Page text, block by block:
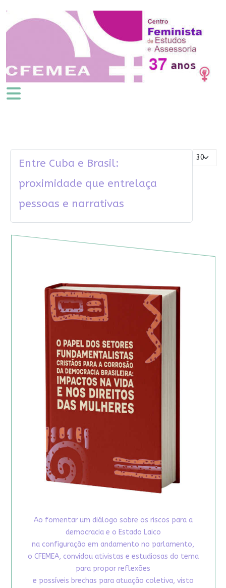
Mostrar #
Entre Cuba e Brasil:
proximidade que entrelaça
pessoas e narrativas
Ao fomentar um diálogo sobre os riscos para a
democracia e o Estado Laico
na configuração em andamento no parlamento,
o CFEMEA, convidou ativistas e estudiosas do tema
para propor reflexões
e possíveis brechas para atuação coletiva, visto